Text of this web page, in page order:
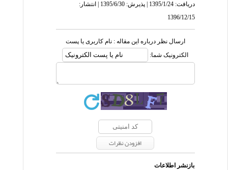
دریافت: 1395/1/24 | پذیرش: 1395/6/30 | انتشار:
1396/12/15
ارسال نظر درباره این مقاله : نام کاربری یا پست
الکترونیک شما:
بازنشر اطلاعات